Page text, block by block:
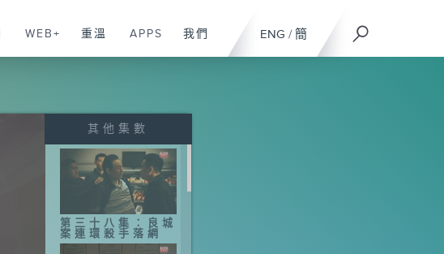
ENG / 簡
WEB+ 重溫 APPS 我們
其他集數
第三十八集：良城
案連環殺手落網